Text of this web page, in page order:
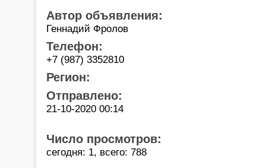
Автор объявления:
Геннадий Фролов
Телефон:
+7 (987) 3352810
Регион:
Отправлено:
21-10-2020 00:14
Число просмотров:
сегодня: 1, всего: 788